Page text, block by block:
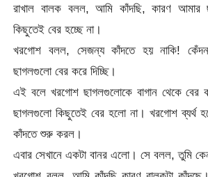
রাখাল বালক বলল, আমি কাঁদছি, কারণ আমার
কিছুতেই বের হচ্ছে না।
খরগোশ বলল, সেজন্য কাঁদতে হয় নাকি!
ছাগলগুলো বের করে দিচ্ছি।
এই বলে খরগোশ ছাগলগুলোকে বাগান থেকে বের
ছাগলগুলো কিছুতেই বের হলো না। খরগোশ ব্যর্থ
কাঁদতে শুরু করল।
এবার সেখানে একটা বানর এলো। সে বলল, তুমি